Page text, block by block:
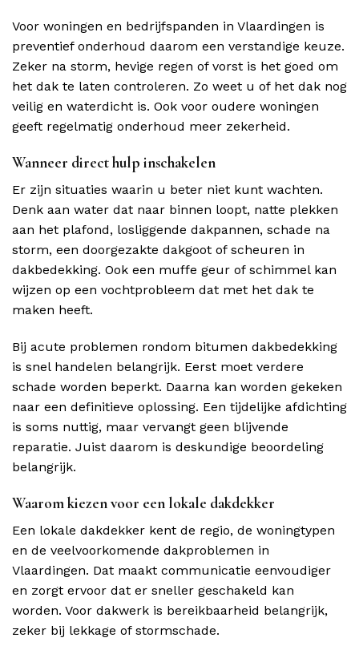
Voor woningen en bedrijfspanden in Vlaardingen is
preventief onderhoud daarom een verstandige keuze.
Zeker na storm, hevige regen of vorst is het goed om
het dak te laten controleren. Zo weet u of het dak nog
veilig en waterdicht is. Ook voor oudere woningen
geeft regelmatig onderhoud meer zekerheid.
Wanneer direct hulp inschakelen
Er zijn situaties waarin u beter niet kunt wachten.
Denk aan water dat naar binnen loopt, natte plekken
aan het plafond, losliggende dakpannen, schade na
storm, een doorgezakte dakgoot of scheuren in
dakbedekking. Ook een muffe geur of schimmel kan
wijzen op een vochtprobleem dat met het dak te
maken heeft.
Bij acute problemen rondom bitumen dakbedekking
is snel handelen belangrijk. Eerst moet verdere
schade worden beperkt. Daarna kan worden gekeken
naar een definitieve oplossing. Een tijdelijke afdichting
is soms nuttig, maar vervangt geen blijvende
reparatie. Juist daarom is deskundige beoordeling
belangrijk.
Waarom kiezen voor een lokale dakdekker
Een lokale dakdekker kent de regio, de woningtypen
en de veelvoorkomende dakproblemen in
Vlaardingen. Dat maakt communicatie eenvoudiger
en zorgt ervoor dat er sneller geschakeld kan
worden. Voor dakwerk is bereikbaarheid belangrijk,
zeker bij lekkage of stormschade.